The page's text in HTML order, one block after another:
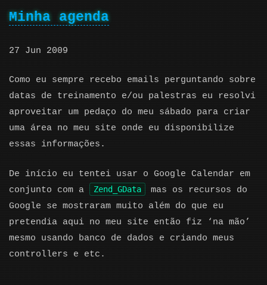
Minha agenda
27 Jun 2009
Como eu sempre recebo emails perguntando sobre
datas de treinamento e/ou palestras eu resolvi
aproveitar um pedaço do meu sábado para criar
uma área no meu site onde eu disponibilize
essas informações.
De início eu tentei usar o Google Calendar em
conjunto com a
Zend_GData
mas os recursos do
Google se mostraram muito além do que eu
pretendia aqui no meu site então fiz ‘na mão’
mesmo usando banco de dados e criando meus
controllers e etc.